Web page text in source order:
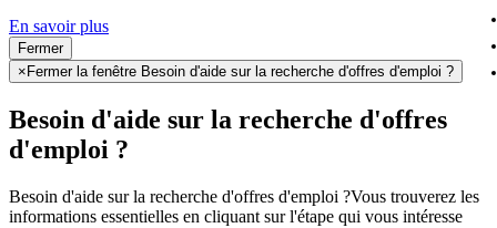
En savoir plus
Fermer
× Fermer la fenêtre Besoin d'aide sur la recherche d'offres d'emploi ?
Besoin d'aide sur la recherche d'offres
d'emploi ?
Besoin d'aide sur la recherche d'offres d'emploi ?Vous trouverez les
informations essentielles en cliquant sur l'étape qui vous intéresse